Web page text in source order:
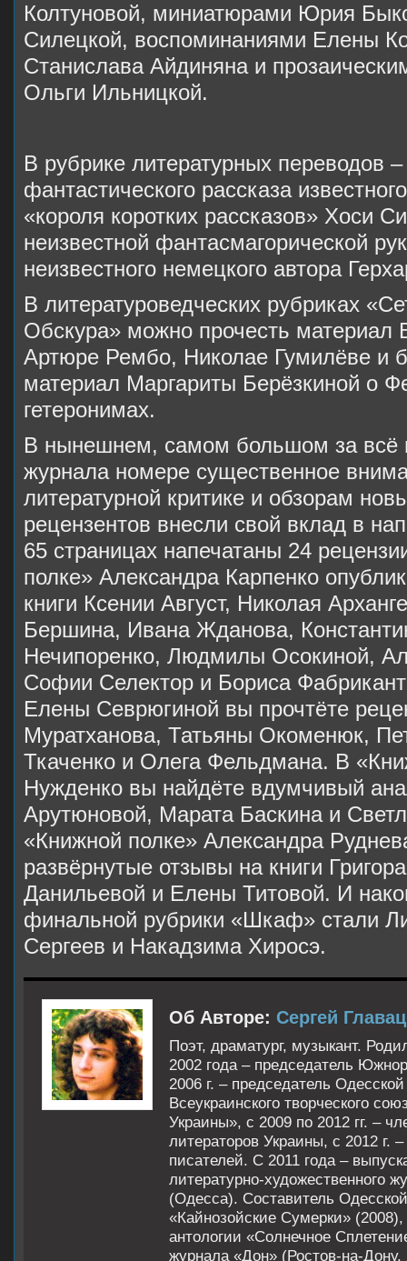
Колтуновой, миниатюрами Юрия
Силецкой, воспоминаниями Елены
Станислава Айдиняна и
Ольги Ильницкой.
В рубрике литературных переводов
фантастического рассказа
«короля коротких рассказов» Хоси
неизвестной фантасмагорической
неизвестного немецкого автора
В литературоведческих рубриках
Обскура» можно прочесть материал
Артюре Рембо, Николае Гумилёве и
материал Маргариты Берёзкиной о
гетеронимах.
В нынешнем, самом большом за всё
журнала номере существенное
литературной критике и обзорам
рецензентов внесли свой вклад в
65 страницах напечатаны 24
полке» Александра Карпенко
книги Ксении Август, Николая
Бершина, Ивана Жданова,
Нечипоренко, Людмилы Осокиной,
Софии Селектор и Бориса
Елены Севрюгиной вы прочтёте
Муратханова, Татьяны Окоменюк,
Ткаченко и Олега Фельдмана. В
Нужденко вы найдёте вдумчивый
Арутюновой, Марата Баскина и
«Книжной полке» Александра
развёрнутые отзывы на книги
Данильевой и Елены Титовой. И
финальной рубрики «Шкаф» стали
Сергеев и Накадзима Хиросэ.
Об Авторе: Сергей
Поэт, драматург, музыкант.
2002 года – председатель
2006 г. – председатель
Всеукраинского творческого
Украины», с 2009 по 2012 гг. –
литераторов Украины, с 2012 г.
писателей. С 2011 года –
литературно-художественного
(Одесса). Составитель
«Кайнозойские Сумерки»
антологии «Солнечное
журнала «Дон» (Ростов-на-Дону,